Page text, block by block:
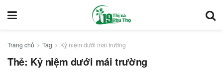
Trang chủ Tag Kỷ niệm dưới mái trường
Thẻ: Kỷ niệm dưới mái trường